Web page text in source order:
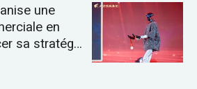
une
en
sa stratégie